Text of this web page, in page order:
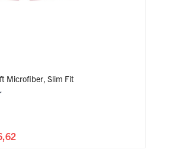
Microfiber, Slim Fit
Blue